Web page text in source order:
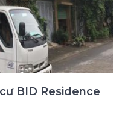
BID Residence